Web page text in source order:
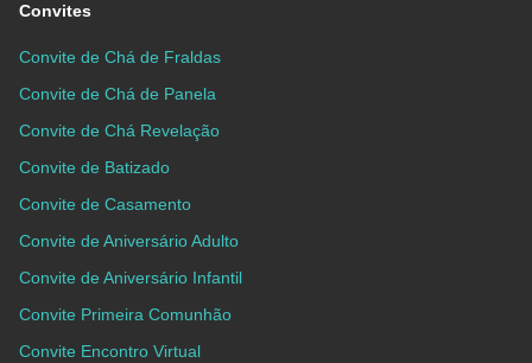
Convites
Convite de Chá de Fraldas
Convite de Chá de Panela
Convite de Chá Revelação
Convite de Batizado
Convite de Casamento
Convite de Aniversário Adulto
Convite de Aniversário Infantil
Convite Primeira Comunhão
Convite Encontro Virtual